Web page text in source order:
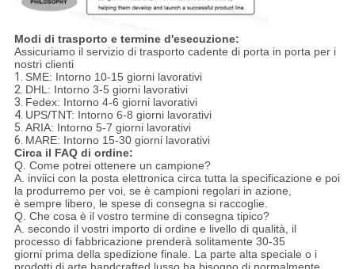
Modi di trasporto e termine d'esecuzione:
Assicuriamo il servizio di trasporto cadente di porta in porta per i
nostri clienti
1. SME: Intorno 10-15 giorni lavorativi
2. DHL: Intorno 3-5 giorni lavorativi
3. Fedex: Intorno 4-6 giorni lavorativi
4. UPS/TNT: Intorno 6-8 giorni lavorativi
5. ARIA: Intorno 5-7 giorni lavorativi
6. MARE: Intorno 15-30 giorni lavorativi
Circa il FAQ di ordine:
Q. Come potrei ottenere un campione?
A. inviici con la posta elettronica circa tutta la specificazione e poi
la produrremo per voi, se è campioni regolari in azione,
è sempre libero, le spese di consegna si raccoglie.
Q. Che cosa è il vostro termine di consegna tipico?
A. secondo il vostri importo di ordine e livello di qualità, il
processo di fabbricazione prenderà solitamente 30-35
giorni prima della spedizione finale. La parte alta speciale o i
prodotti di arte handcrafted lusso ha bisogno di normalmente